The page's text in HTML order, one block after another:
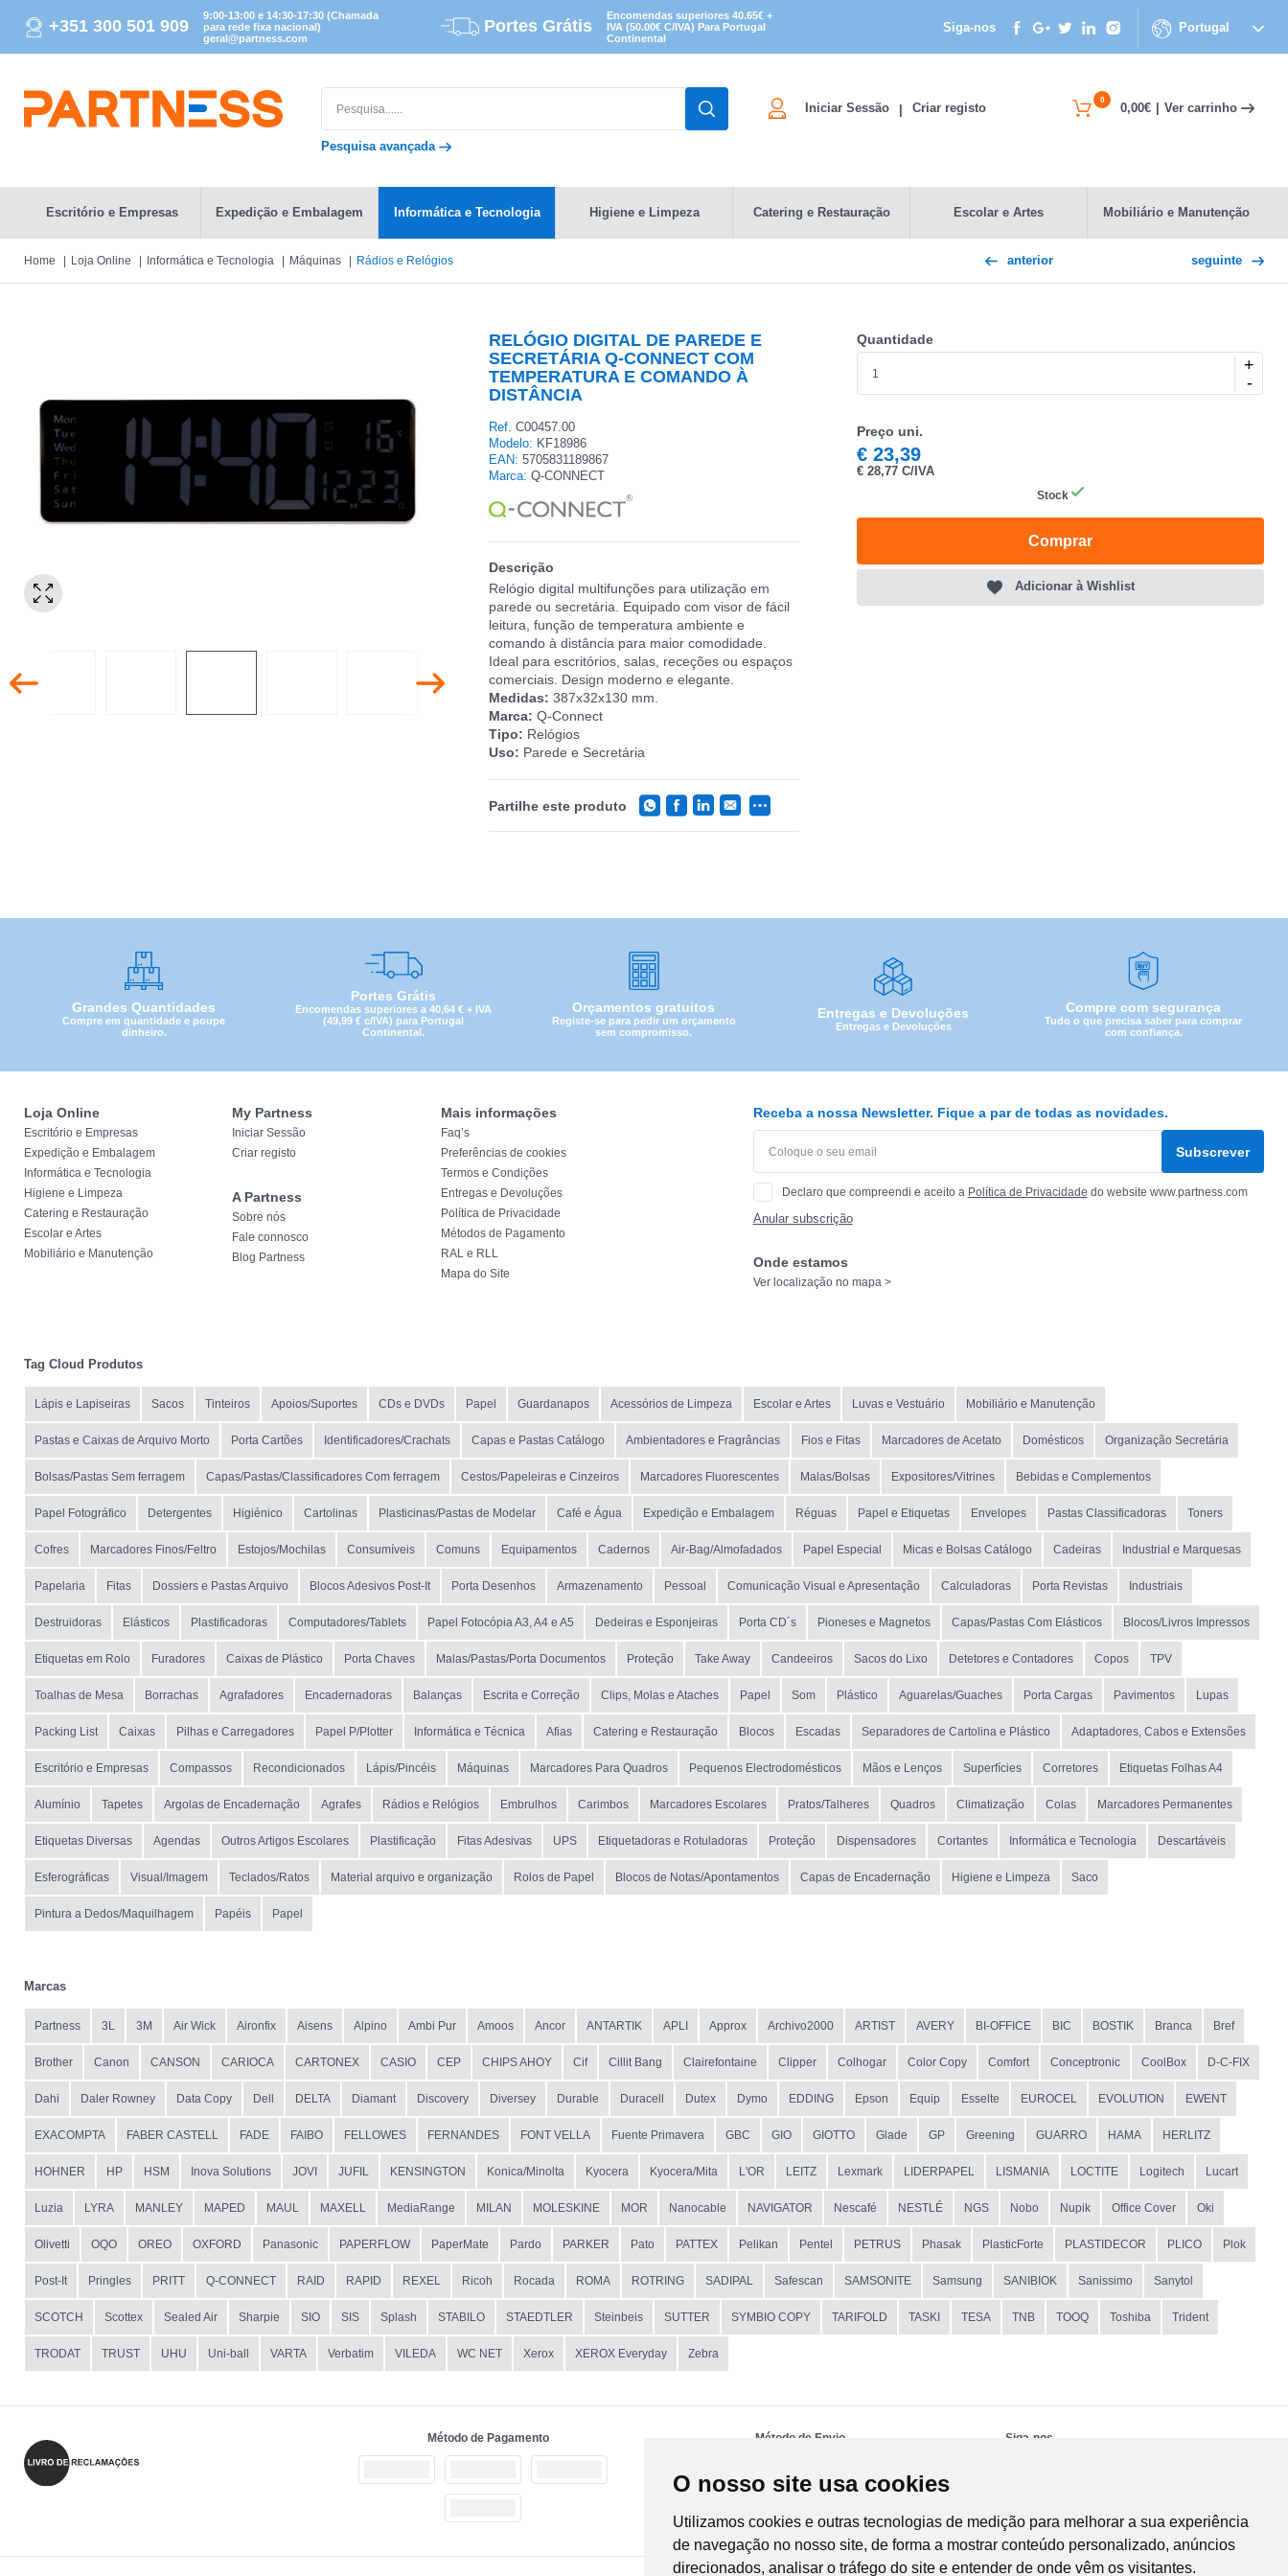
O nosso site usa cookies
Utilizamos cookies e outras tecnologias de medição para melhorar a sua experiência
de navegação no nosso site, de forma a mostrar conteúdo personalizado, anúncios
direcionados, analisar o tráfego do site e entender de onde vêm os visitantes.
+351 300 501 909
9:00-13:00 e 14:30-17:30 (Chamada
para rede fixa nacional)
geral@partness.com
Portes Grátis
Encomendas superiores 40.65€ +
IVA (50.00€ C/IVA) Para Portugal
Continental
Siga-nos Portugal
Pesquisa avançada
Iniciar Sessão Criar registo
0
0,00€ Ver carrinho
Escritório e Empresas Expedição e Embalagem Informática e Tecnologia Higiene e Limpeza Catering e Restauração Escolar e Artes Mobiliário e Manutenção
Home Loja Online Informática e Tecnologia Máquinas Rádios e Relógios anterior seguinte
RELÓGIO DIGITAL DE PAREDE E
SECRETÁRIA Q-CONNECT COM
TEMPERATURA E COMANDO À
DISTÂNCIA
Ref. C00457.00
Modelo: KF18986
EAN: 5705831189867
Marca: Q-CONNECT
Descrição
Relógio digital multifunções para utilização em
parede ou secretária. Equipado com visor de fácil
leitura, função de temperatura ambiente e
comando à distância para maior comodidade.
Ideal para escritórios, salas, receções ou espaços
comerciais. Design moderno e elegante.
Medidas: 387x32x130 mm.
Marca: Q-Connect
Tipo: Relógios
Uso: Parede e Secretária
Partilhe este produto
Quantidade
+
-
Preço uni.
€23,39
€28,77 C/IVA
Stock
Comprar
Adicionar à Wishlist
Grandes Quantidades
Compre em quantidade e poupe
dinheiro.
Portes Grátis
Encomendas superiores a 40,64 € + IVA
(49,99 € c/IVA) para Portugal
Continental.
Orçamentos gratuitos
Registe-se para pedir um orçamento
sem compromisso.
Entregas e Devoluções
Entregas e Devoluções
Compre com segurança
Tudo o que precisa saber para comprar
com confiança.
Loja Online
Escritório e Empresas
Expedição e Embalagem
Informática e Tecnologia
Higiene e Limpeza
Catering e Restauração
Escolar e Artes
Mobiliário e Manutenção
My Partness
Iniciar Sessão
Criar registo
A Partness
Sobre nós
Fale connosco
Blog Partness
Mais informações
Faq’s
Preferências de cookies
Termos e Condições
Entregas e Devoluções
Política de Privacidade
Métodos de Pagamento
RAL e RLL
Mapa do Site
Receba a nossa Newsletter. Fique a par de todas as novidades.
Subscrever
Declaro que compreendi e aceito a Política de Privacidade do website www.partness.com
Anular subscrição
Onde estamos
Ver localização no mapa >
Tag Cloud Produtos
Lápis e Lapiseiras Sacos Tinteiros Apoios/Suportes CDs e DVDs Papel Guardanapos Acessórios de Limpeza Escolar e Artes Luvas e Vestuário Mobiliário e Manutenção
Pastas e Caixas de Arquivo Morto Porta Cartões Identificadores/Crachats Capas e Pastas Catálogo Ambientadores e Fragrâncias Fios e Fitas Marcadores de Acetato Domésticos Organização Secretária
Bolsas/Pastas Sem ferragem Capas/Pastas/Classificadores Com ferragem Cestos/Papeleiras e Cinzeiros Marcadores Fluorescentes Malas/Bolsas Expositores/Vitrines Bebidas e Complementos
Papel Fotográfico Detergentes Higiénico Cartolinas Plasticinas/Pastas de Modelar Café e Água Expedição e Embalagem Réguas Papel e Etiquetas Envelopes Pastas Classificadoras Toners
Cofres Marcadores Finos/Feltro Estojos/Mochilas Consumíveis Comuns Equipamentos Cadernos Air-Bag/Almofadados Papel Especial Micas e Bolsas Catálogo Cadeiras Industrial e Marquesas
Papelaria Fitas Dossiers e Pastas Arquivo Blocos Adesivos Post-It Porta Desenhos Armazenamento Pessoal Comunicação Visual e Apresentação Calculadoras Porta Revistas Industriais
Destruidoras Elásticos Plastificadoras Computadores/Tablets Papel Fotocópia A3, A4 e A5 Dedeiras e Esponjeiras Porta CD´s Pioneses e Magnetos Capas/Pastas Com Elásticos Blocos/Livros Impressos
Etiquetas em Rolo Furadores Caixas de Plástico Porta Chaves Malas/Pastas/Porta Documentos Proteção Take Away Candeeiros Sacos do Lixo Detetores e Contadores Copos TPV
Toalhas de Mesa Borrachas Agrafadores Encadernadoras Balanças Escrita e Correção Clips, Molas e Ataches Papel Som Plástico Aguarelas/Guaches Porta Cargas Pavimentos Lupas
Packing List Caixas Pilhas e Carregadores Papel P/Plotter Informática e Técnica Afias Catering e Restauração Blocos Escadas Separadores de Cartolina e Plástico Adaptadores, Cabos e Extensões
Escritório e Empresas Compassos Recondicionados Lápis/Pincéis Máquinas Marcadores Para Quadros Pequenos Electrodomésticos Mãos e Lenços Superfícies Corretores Etiquetas Folhas A4
Alumínio Tapetes Argolas de Encadernação Agrafes Rádios e Relógios Embrulhos Carimbos Marcadores Escolares Pratos/Talheres Quadros Climatização Colas Marcadores Permanentes
Etiquetas Diversas Agendas Outros Artigos Escolares Plastificação Fitas Adesivas UPS Etiquetadoras e Rotuladoras Proteção Dispensadores Cortantes Informática e Tecnologia Descartáveis
Esferográficas Visual/Imagem Teclados/Ratos Material arquivo e organização Rolos de Papel Blocos de Notas/Apontamentos Capas de Encadernação Higiene e Limpeza Saco
Pintura a Dedos/Maquilhagem Papéis Papel
Marcas
Partness 3L 3M Air Wick Aironfix Aisens Alpino Ambi Pur Amoos Ancor ANTARTIK APLI Approx Archivo2000 ARTIST AVERY BI-OFFICE BIC BOSTIK Branca Bref
Brother Canon CANSON CARIOCA CARTONEX CASIO CEP CHIPS AHOY Cif Cillit Bang Clairefontaine Clipper Colhogar Color Copy Comfort Conceptronic CoolBox D-C-FIX
Dahi Daler Rowney Data Copy Dell DELTA Diamant Discovery Diversey Durable Duracell Dutex Dymo EDDING Epson Equip Esselte EUROCEL EVOLUTION EWENT
EXACOMPTA FABER CASTELL FADE FAIBO FELLOWES FERNANDES FONT VELLA Fuente Primavera GBC GIO GIOTTO Glade GP Greening GUARRO HAMA HERLITZ
HOHNER HP HSM Inova Solutions JOVI JUFIL KENSINGTON Konica/Minolta Kyocera Kyocera/Mita L'OR LEITZ Lexmark LIDERPAPEL LISMANIA LOCTITE Logitech Lucart
Luzia LYRA MANLEY MAPED MAUL MAXELL MediaRange MILAN MOLESKINE MOR Nanocable NAVIGATOR Nescafé NESTLÉ NGS Nobo Nupik Office Cover Oki
Olivetti OQO OREO OXFORD Panasonic PAPERFLOW PaperMate Pardo PARKER Pato PATTEX Pelikan Pentel PETRUS Phasak PlasticForte PLASTIDECOR PLICO Plok
Post-It Pringles PRITT Q-CONNECT RAID RAPID REXEL Ricoh Rocada ROMA ROTRING SADIPAL Safescan SAMSONITE Samsung SANIBIOK Sanissimo Sanytol
SCOTCH Scottex Sealed Air Sharpie SIO SIS Splash STABILO STAEDTLER Steinbeis SUTTER SYMBIO COPY TARIFOLD TASKI TESA TNB TOOQ Toshiba Trident
TRODAT TRUST UHU Uni-ball VARTA Verbatim VILEDA WC NET Xerox XEROX Everyday Zebra
Método de Pagamento Método de Envio Siga-nos
CATEGORIA
REF